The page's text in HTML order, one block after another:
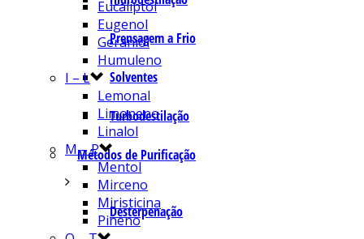
Prensagem a Frio
Solventes
Turbodestilação
Métodos de Purificação
Desterpenação
Eucaliptol
Eugenol
Geraniol
Humuleno
I – L
Lemonal
Limoneno
Linalol
M – P
Mentol
Mirceno
Miristicina
Pineno